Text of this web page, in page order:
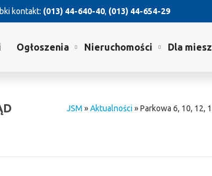
kontakt: (013) 44-640-40, (013) 44-654-29
Ogłoszenia Nieruchomości Dla
JSM »Aktualności»Parkowa 6, 10, 12,